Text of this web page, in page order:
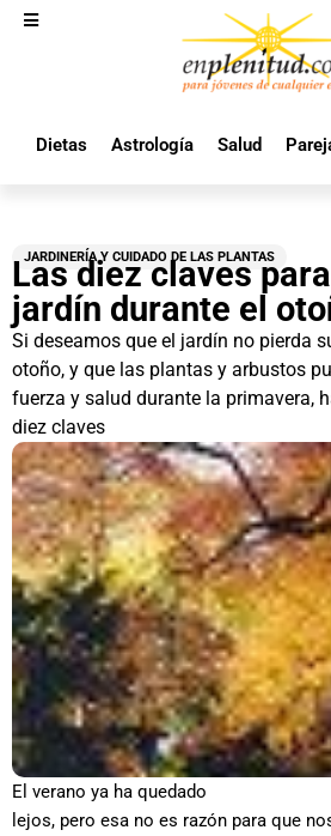
Dietas Astrología Salud
JARDINERÍA Y CUIDADO DE LAS PLANTAS
Las diez claves
jardín durante el
Si deseamos que el jardín no pierda
otoño, y que las plantas y arbustos
fuerza y salud durante la primavera,
diez claves
El verano ya ha quedado
lejos, pero esa no es razón para que